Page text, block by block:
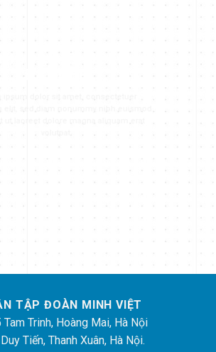
ut laoreet dolore magna aliquam erat
TẬP ĐOÀN MINH VIỆT
Trinh, Hoàng Mai, Hà Nội
Tiến, Thanh Xuân, Hà Nội.